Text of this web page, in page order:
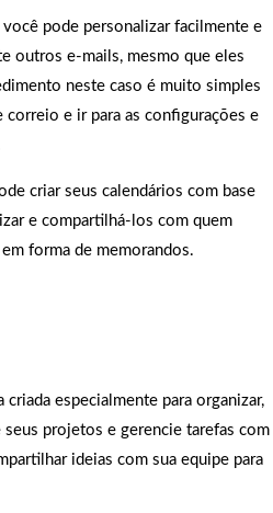
pode personalizar facilmente e
outros e-mails, mesmo que eles
neste caso é muito simples
correio e ir para as configurações e
criar seus calendários com base
e compartilhá-los com quem
forma de memorandos.
especialmente para organizar,
projetos e gerencie tarefas com
ideias com sua equipe para